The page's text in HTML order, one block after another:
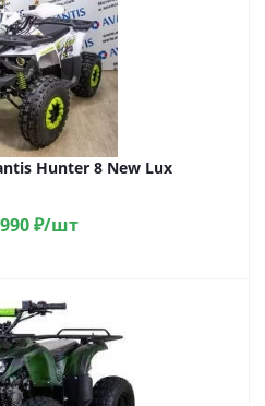
Hunter 8 New Lux
₽/шт